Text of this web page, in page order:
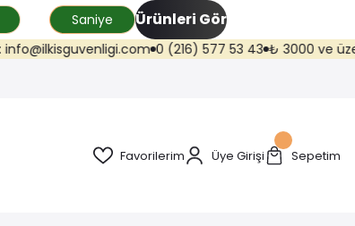
Saniye Ürünleri Gör
0 (216) 577 53 43 ₺ 3000 ve üzeri
Favorilerim Üye Girişi Sepetim